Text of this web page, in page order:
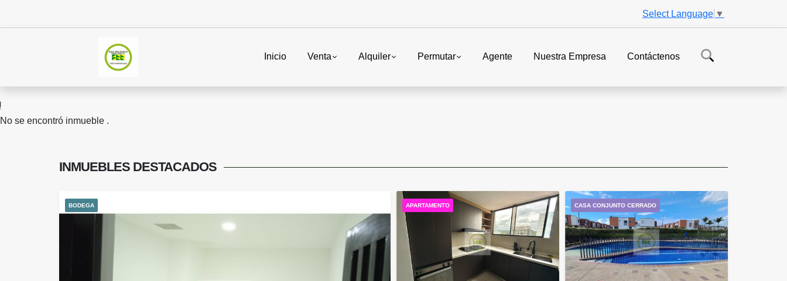
Select Language ▼
Inicio Venta Alquiler Permutar Agente Nuestra Empresa Contáctenos
No se encontró inmueble .
INMUEBLES DESTACADOS
BODEGA APARTAMENTO CASA CONJUNTO CERRADO